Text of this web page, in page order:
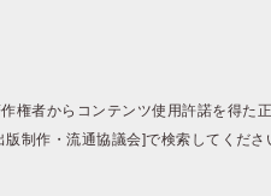
権者からコンテンツ使用許諾を得た
制作・流通協議会]で検索してくださ